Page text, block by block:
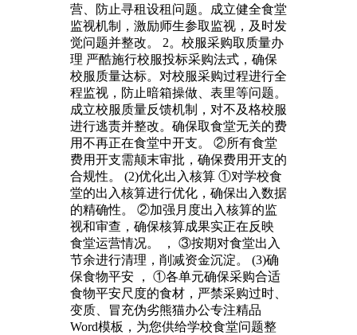
营、防止寻租设租问题。成立健全食堂
监视机制，激励师生参取监视，及时发
觉问题并整改。 2。校服采购取质量办
理 严酷施行校服投标采购法式，确保
校服质量达标。对校服采购过程进行全
程监视，防止暗箱操做、表里等问题。
成立校服质量反馈机制，对不及格校服
进行逃责并整改。确保取食堂无关的费
用不再正在食堂中开支。 ②所有食堂
费用开支需颠末审批，确保费用开支的
合规性。 (2)优化出入核算 ①对学校食
堂的出入核算进行优化，确保出入数据
的精确性。 ②加强月度出入核算的监
视和审查，确保核算成果实正在反映
食堂运营情况。 ， ③按期对食堂出入
节余进行清理，削减资金沉淀。 (3)确
保食物平安 ， ①各单元确保采购合适
食物平安尺度的食材，严禁采购过时、
变质、冒充伪劣熊猫办公专注精品
Word模板，为您供给学校食堂问题整